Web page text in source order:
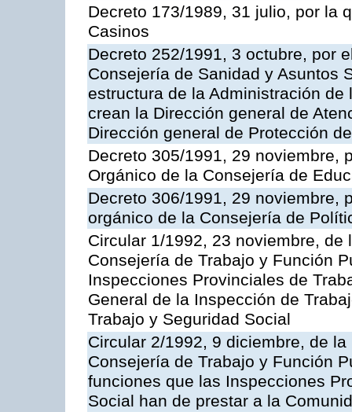
Decreto 173/1989, 31 julio, por la
Casinos
Decreto 252/1991, 3 octubre, por
Consejería de Sanidad y Asuntos
estructura de la Administración
crean la Dirección general de
Dirección general de Protección
Decreto 305/1991, 29 noviembre,
Orgánico de la Consejería de
Decreto 306/1991, 29 noviembre,
orgánico de la Consejería de
Circular 1/1992, 23 noviembre,
Consejería de Trabajo y Función
Inspecciones Provinciales de
General de la Inspección de
Trabajo y Seguridad Social
Circular 2/1992, 9 diciembre, de
Consejería de Trabajo y Función
funciones que las Inspecciones
Social han de prestar a la